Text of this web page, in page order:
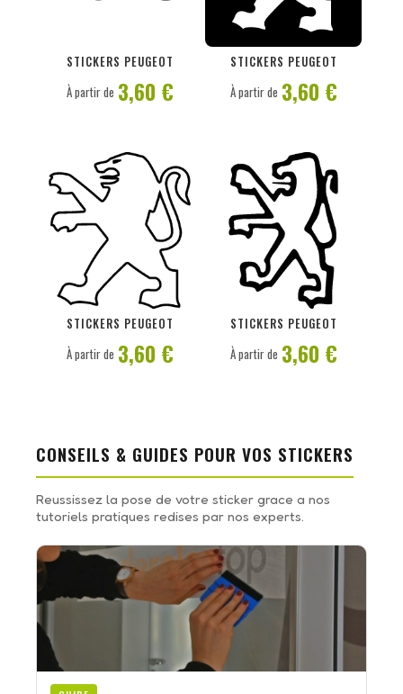
STICKERS PEUGEOT
À partir de 3,60 €
STICKERS PEUGEOT
PERSONNALISER
À partir de 3,60 €
STICKERS PEUGEOT
PERSONNALISER
À partir de 3,60 €
STICKERS PEUGEOT
PERSONNALISER
À partir de 3,60 €
CONSEILS & GUIDES POUR VOS STICKERS
Reussissez la pose de votre sticker grace a nos
tutoriels pratiques redises par nos experts.